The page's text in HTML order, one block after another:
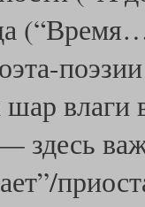
влаги
здесь